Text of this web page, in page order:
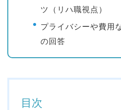
ツ（リハ職視点）
プライバシーや費用
の回答
目次